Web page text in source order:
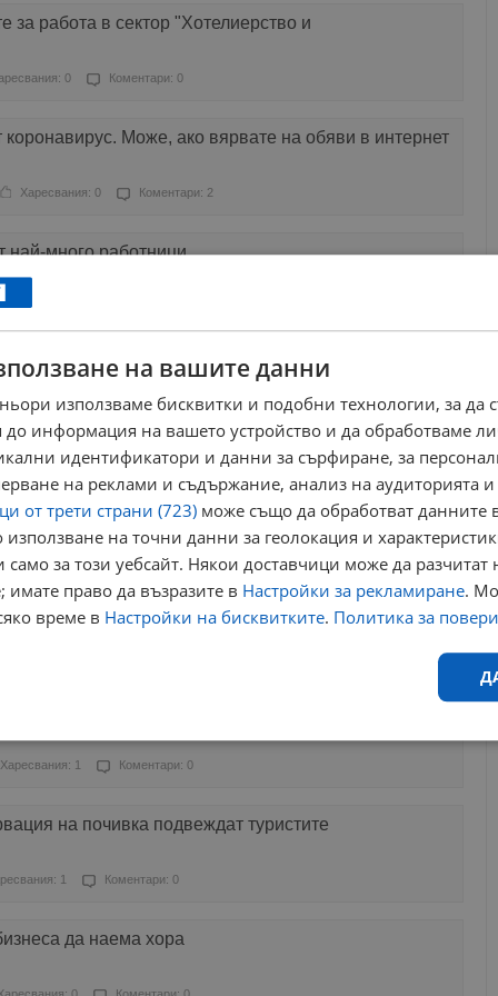
за работа в сектор "Хотелиерство и
0 Коментари: 0
коронавирус. Може, ако вярвате на обяви в интернет
Харесвания: 0 Коментари: 2
най-много работници
Харесвания: 3
за дърва за огрев в интернет
Харесвания: 1
във все повече от обявите за работа
Харесвания: 0 Коментари: 0
има спад на обявите за работа в ИТ сектора
Харесвания: 1 Коментари: 0
на почивка подвеждат туристите
1 Коментари: 0
да наема хора
на вашите данни
използваме бисквитки и подобни технологии, за да
до информация на вашето устройство и да обработваме
идентификатори и данни за сърфиране, за
на реклами и съдържание, анализ на аудиторията
от трети страни (723) може също да обработват данните
на точни данни за геолокация и
за този уебсайт. Някои доставчици може да разчитат
имате право да възразите в Настройки за рекламиране.
време в Настройки на бисквитките. Политика за
Ефективност Таргетиране Функционалност